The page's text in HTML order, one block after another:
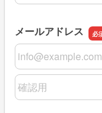
メールアドレス
メールアドレス
メールアドレスの確